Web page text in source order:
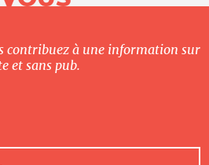
contribuez à une information sur
et sans pub.